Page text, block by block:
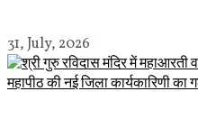
31, July, 2026